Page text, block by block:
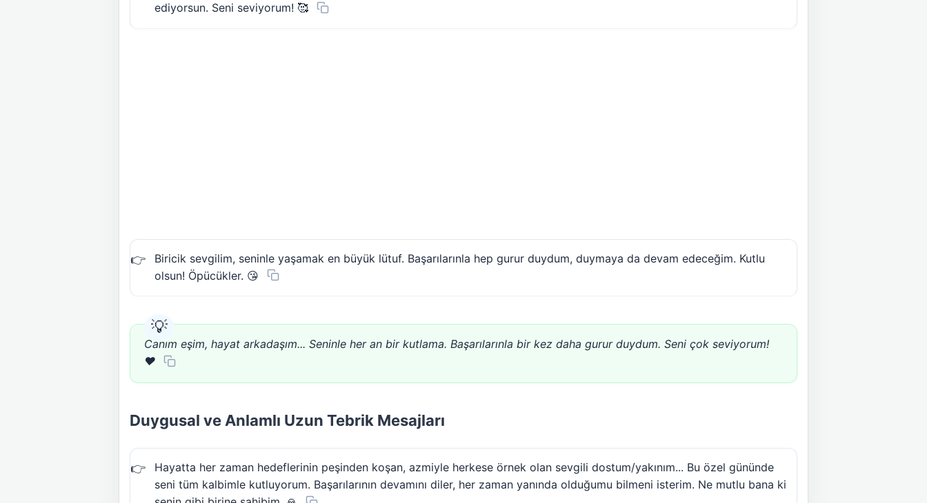
ediyorsun. Seni seviyorum! 🥰
Biricik sevgilim, seninle yaşamak en büyük lütuf. Başarılarınla hep gurur duydum, duymaya da devam edeceğim. Kutlu
olsun! Öpücükler. 😘
Canım eşim, hayat arkadaşım... Seninle her an bir kutlama. Başarılarınla bir kez daha gurur duydum. Seni çok seviyorum!
❤️
Duygusal ve Anlamlı Uzun Tebrik Mesajları
Hayatta her zaman hedeflerinin peşinden koşan, azmiyle herkese örnek olan sevgili dostum/yakınım... Bu özel gününde
seni tüm kalbimle kutluyorum. Başarılarının devamını diler, her zaman yanında olduğumu bilmeni isterim. Ne mutlu bana ki